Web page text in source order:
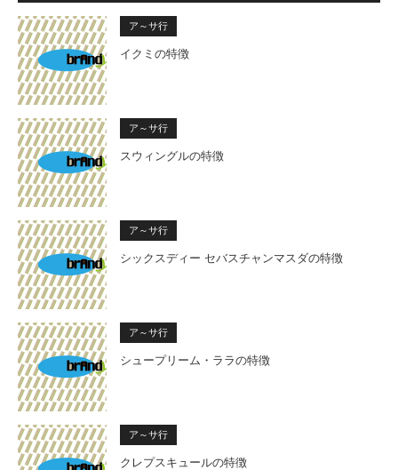
ア～サ行
イクミの特徴
ア～サ行
スウィングルの特徴
ア～サ行
シックスディー セバスチャンマスダの特徴
ア～サ行
シュープリーム・ララの特徴
ア～サ行
クレプスキュールの特徴